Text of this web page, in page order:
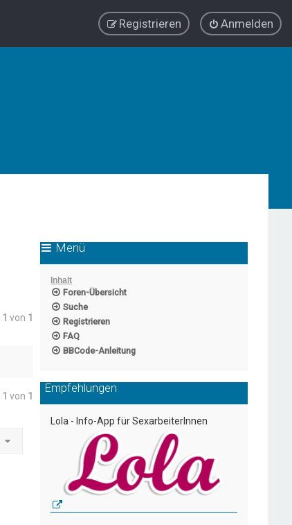
Anmelden
Registrieren
1 von 1
1 von 1
Menü
Inhalt
Foren-Übersicht
Suche
Registrieren
FAQ
BBCode-Anleitung
Empfehlungen
Lola - Info-App für SexarbeiterInnen